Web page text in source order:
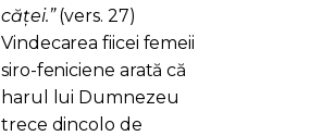
căţei.”(vers. 27)
Vindecarea fiicei femeii
siro-feniciene arată că
harul lui Dumnezeu
trece dincolo de